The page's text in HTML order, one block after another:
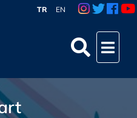
TR EN